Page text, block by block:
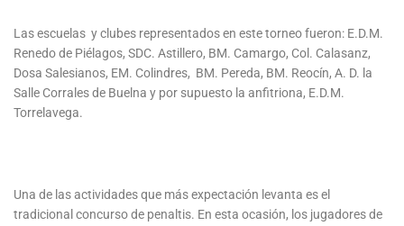
Las escuelas y clubes representados en este torneo fueron: E.D.M.
Renedo de Piélagos, SDC. Astillero, BM. Camargo, Col. Calasanz,
Dosa Salesianos, EM. Colindres, BM. Pereda, BM. Reocín, A. D. la
Salle Corrales de Buelna y por supuesto la anfitriona, E.D.M.
Torrelavega.
Una de las actividades que más expectación levanta es el
tradicional concurso de penaltis. En esta ocasión, los jugadores de